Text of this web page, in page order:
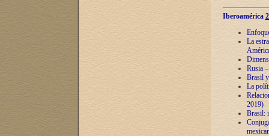
Iberoamérica
La
Rusia
Brasil
La
2019)
Brasil: